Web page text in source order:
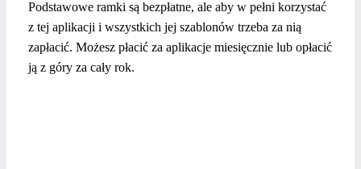
Podstawowe ramki są bezpłatne, ale aby w pełni korzystać
z tej aplikacji i wszystkich jej szablonów trzeba za nią
zapłacić. Możesz płacić za aplikacje miesięcznie lub opłacić
ją z góry za cały rok.